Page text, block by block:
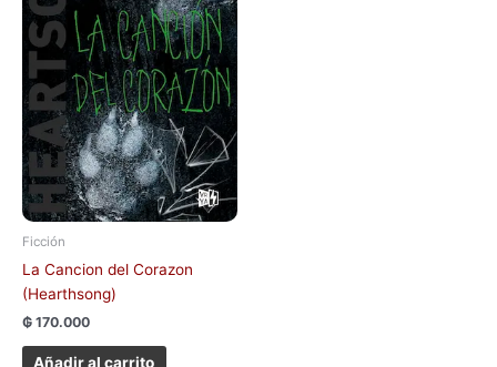
Ficción
La Cancion del Corazon
(Hearthsong)
₲ 170.000
Añadir al carrito